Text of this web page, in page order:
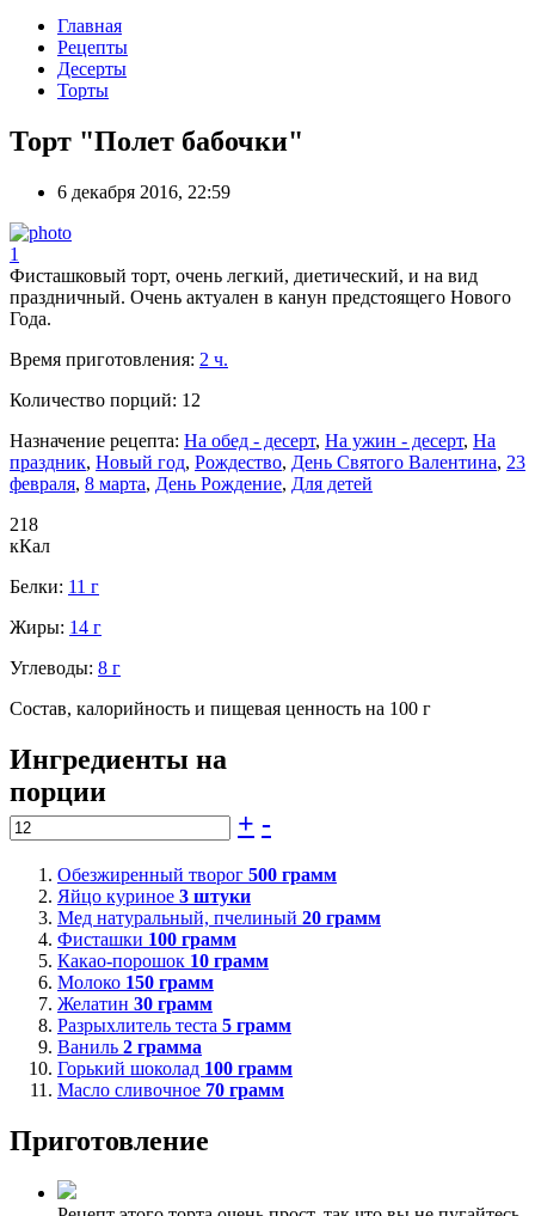
Главная
Рецепты
Десерты
Торты
Торт "Полет бабочки"
6 декабря 2016, 22:59
1
Фисташковый торт, очень легкий, диетический, и на вид
праздничный. Очень актуален в канун предстоящего Нового
Года.
Время приготовления: 2 ч.
Количество порций: 12
Назначение рецепта: На обед - десерт, На ужин - десерт, На
праздник, Новый год, Рождество, День Святого Валентина, 23
февраля, 8 марта, День Рождение, Для детей
218
кКал
Белки: 11 г
Жиры: 14 г
Углеводы: 8 г
Состав, калорийность и пищевая ценность на 100 г
Ингредиенты на
порции
+ -
Обезжиренный творог 500 грамм
Яйцо куриное 3 штуки
Мед натуральный, пчелиный 20 грамм
Фисташки 100 грамм
Какао-порошок 10 грамм
Молоко 150 грамм
Желатин 30 грамм
Разрыхлитель теста 5 грамм
Ваниль 2 грамма
Горький шоколад 100 грамм
Масло сливочное 70 грамм
Приготовление